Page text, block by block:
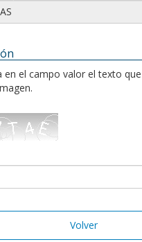
en el campo valor el texto
Volver